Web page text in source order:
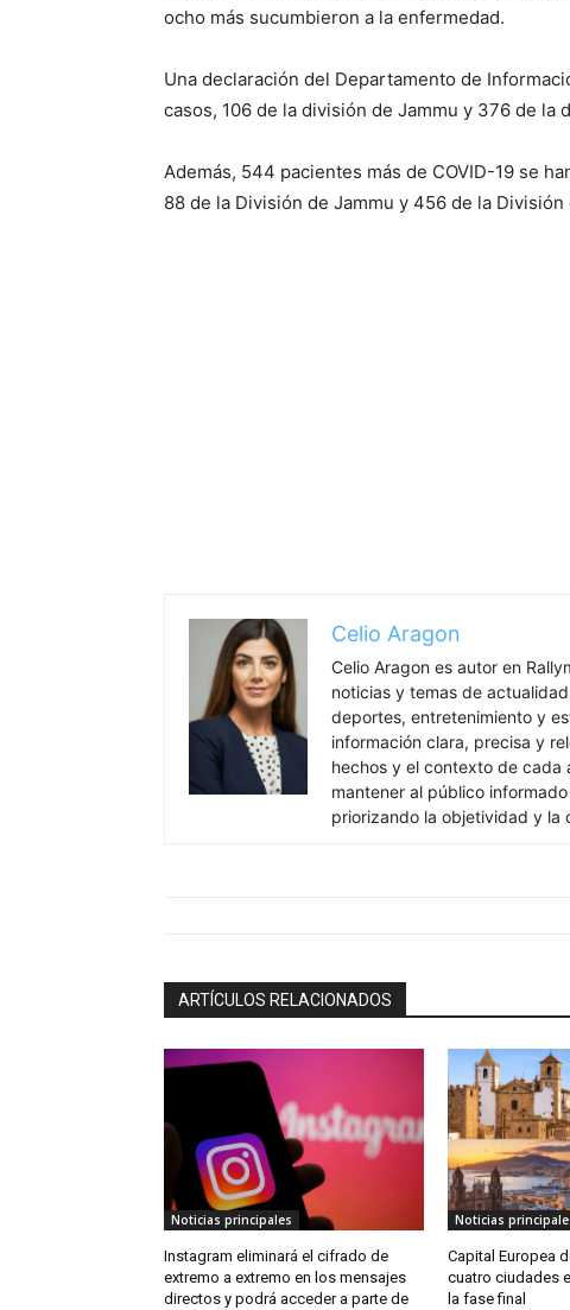
ocho más sucumbieron a la enfermedad.
Una declaración del Departamento de
casos, 106 de la división de Jammu y 376 de la
Además, 544 pacientes más de COVID-19 se
88 de la División de Jammu y 456 de la División
Celio Aragon
Celio Aragon es autor en
noticias y temas de
deportes, entretenimiento y
información clara, precisa y
hechos y el contexto de cada
mantener al público
priorizando la objetividad y la
ARTÍCULOS RELACIONADOS
Noticias principales
Instagram eliminará el cifrado de
extremo a extremo en los mensajes
directos y podrá acceder a parte de
Noticias
Capital Europea
cuatro ciudades
la fase final